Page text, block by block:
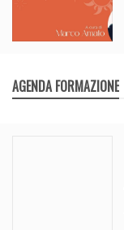
AGENDA FORMAZIONE